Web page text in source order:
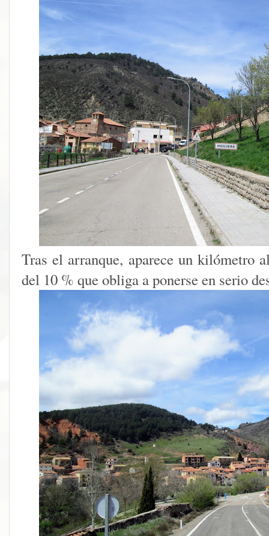
Tras el arranque, aparece un kilómetro
del 10 % que obliga a ponerse en serio